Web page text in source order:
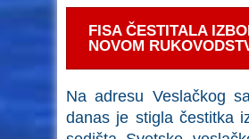
FISA ČESTITALA
NOVOM
Na adresu Veslačkog
danas je stigla čestitka